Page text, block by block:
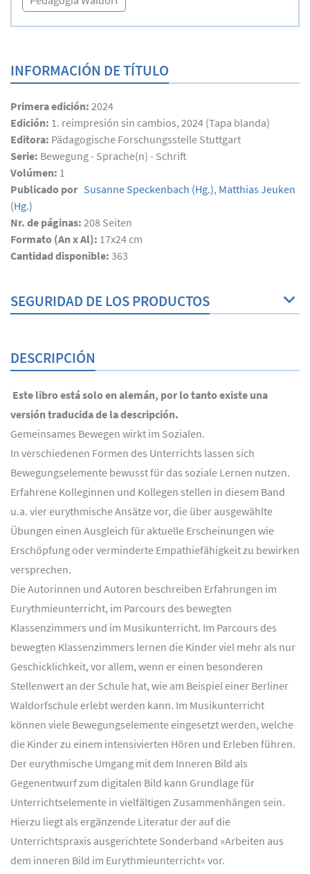
INFORMACIÓN DE TÍTULO
Primera edición: 2024
Edición: 1. reimpresión sin cambios, 2024 (Tapa blanda)
Editora: Pädagogische Forschungsstelle Stuttgart
Serie: Bewegung - Sprache(n) - Schrift
Volúmen: 1
Publicado por Susanne Speckenbach (Hg.), Matthias Jeuken
(Hg.)
Nr. de páginas: 208 Seiten
Formato (An x Al): 17x24 cm
Cantidad disponible: 363
SEGURIDAD DE LOS PRODUCTOS
DESCRIPCIÓN
Este libro está solo en alemán, por lo tanto existe una
versión traducida de la descripción.
Gemeinsames Bewegen wirkt im Sozialen.
In verschiedenen Formen des Unterrichts lassen sich
Bewegungselemente bewusst für das soziale Lernen nutzen.
Erfahrene Kolleginnen und Kollegen stellen in diesem Band
u.a. vier eurythmische Ansätze vor, die über ausgewählte
Übungen einen Ausgleich für aktuelle Erscheinungen wie
Erschöpfung oder verminderte Empathiefähigkeit zu bewirken
versprechen.
Die Autorinnen und Autoren beschreiben Erfahrungen im
Eurythmieunterricht, im Parcours des bewegten
Klassenzimmers und im Musikunterricht. Im Parcours des
bewegten Klassenzimmers lernen die Kinder viel mehr als nur
Geschicklichkeit, vor allem, wenn er einen besonderen
Stellenwert an der Schule hat, wie am Beispiel einer Berliner
Waldorfschule erlebt werden kann. Im Musikunterricht
können viele Bewegungselemente eingesetzt werden, welche
die Kinder zu einem intensivierten Hören und Erleben führen.
Der eurythmische Umgang mit dem Inneren Bild als
Gegenentwurf zum digitalen Bild kann Grundlage für
Unterrichtselemente in vielfältigen Zusammenhängen sein.
Hierzu liegt als ergänzende Literatur der auf die
Unterrichtspraxis ausgerichtete Sonderband »Arbeiten aus
dem inneren Bild im Eurythmieunterricht« vor.